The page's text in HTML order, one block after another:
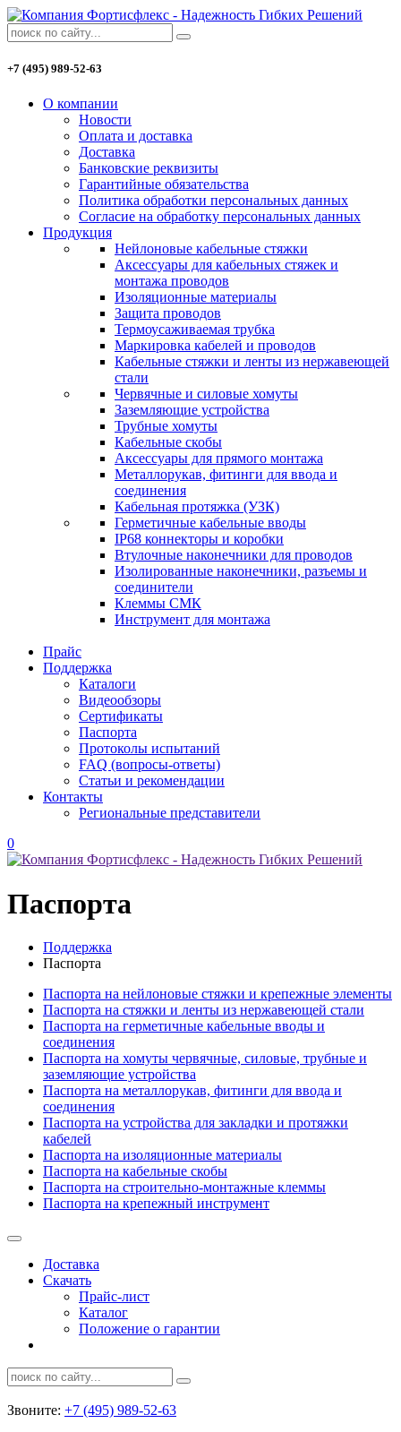
+7 (495) 989-52-63
О компании
Новости
Оплата и доставка
Доставка
Банковские реквизиты
Гарантийные обязательства
Политика обработки персональных данных
Согласие на обработку персональных данных
Продукция
Нейлоновые кабельные стяжки
Аксессуары для кабельных стяжек и
монтажа проводов
Изоляционные материалы
Защита проводов
Термоусаживаемая трубка
Маркировка кабелей и проводов
Кабельные стяжки и ленты из нержавеющей
стали
Червячные и силовые хомуты
Заземляющие устройства
Трубные хомуты
Кабельные скобы
Аксессуары для прямого монтажа
Металлорукав, фитинги для ввода и
соединения
Кабельная протяжка (УЗК)
Герметичные кабельные вводы
IP68 коннекторы и коробки
Втулочные наконечники для проводов
Изолированные наконечники, разъемы и
соединители
Клеммы СМК
Инструмент для монтажа
Прайс
Поддержка
Каталоги
Видеообзоры
Сертификаты
Паспорта
Протоколы испытаний
FAQ (вопросы-ответы)
Статьи и рекомендации
Контакты
Региональные представители
0
Паспорта
Поддержка
Паспорта
Паспорта на нейлоновые стяжки и крепежные элементы
Паспорта на стяжки и ленты из нержавеющей стали
Паспорта на герметичные кабельные вводы и
соединения
Паспорта на хомуты червячные, силовые, трубные и
заземляющие устройства
Паспорта на металлорукав, фитинги для ввода и
соединения
Паспорта на устройства для закладки и протяжки
кабелей
Паспорта на изоляционные материалы
Паспорта на кабельные скобы
Паспорта на строительно-монтажные клеммы
Паспорта на крепежный инструмент
Доставка
Скачать
Прайс-лист
Каталог
Положение о гарантии
Звоните: +7 (495) 989-52-63